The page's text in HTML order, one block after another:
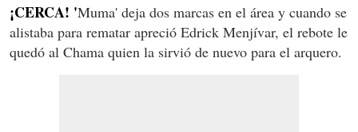
¡CERCA! 'Muma' deja dos marcas en el área y cuando se
alistaba para rematar apreció Edrick Menjívar, el rebote le
quedó al Chama quien la sirvió de nuevo para el arquero.